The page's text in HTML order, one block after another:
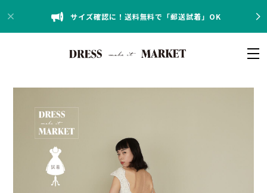
サイズ確認に！送料無料で「郵送試着」OK